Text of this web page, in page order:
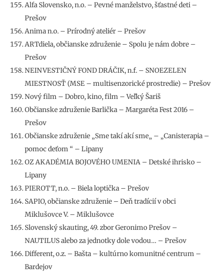
Alfa Slovensko, n.o. – Pevné manželstvo, šťastné deti –
Prešov
Anima n.o. – Prírodný ateliér – Prešov
ARTdiela, občianske združenie – Spolu je nám dobre –
Prešov
NEINVESTIČNÝ FOND DRÁČIK, n.f. – SNOEZELEN
MIESTNOSŤ (MSE – multisenzorické prostredie) – Prešov
Nový film – Dobro, kino, film – Veľký Šariš
Občianske združenie Barlička – Margaréta Fest 2016 –
Prešov
Občianske združenie „Sme takí akí sme„ – „Canisterapia –
pomoc deťom “ – Lipany
OZ AKADÉMIA BOJOVÉHO UMENIA – Detské ihrisko –
Lipany
PIEROTT, n.o. – Biela loptička – Prešov
SAPIO, občianske združenie – Deň tradícií v obci
Miklušovce V. – Miklušovce
Slovenský skauting, 49. zbor Geronimo Prešov –
NAUTILUS alebo za jednotky dole vodou… – Prešov
Different, o.z. – Bašta – kultúrno komunitné centrum –
Bardejov